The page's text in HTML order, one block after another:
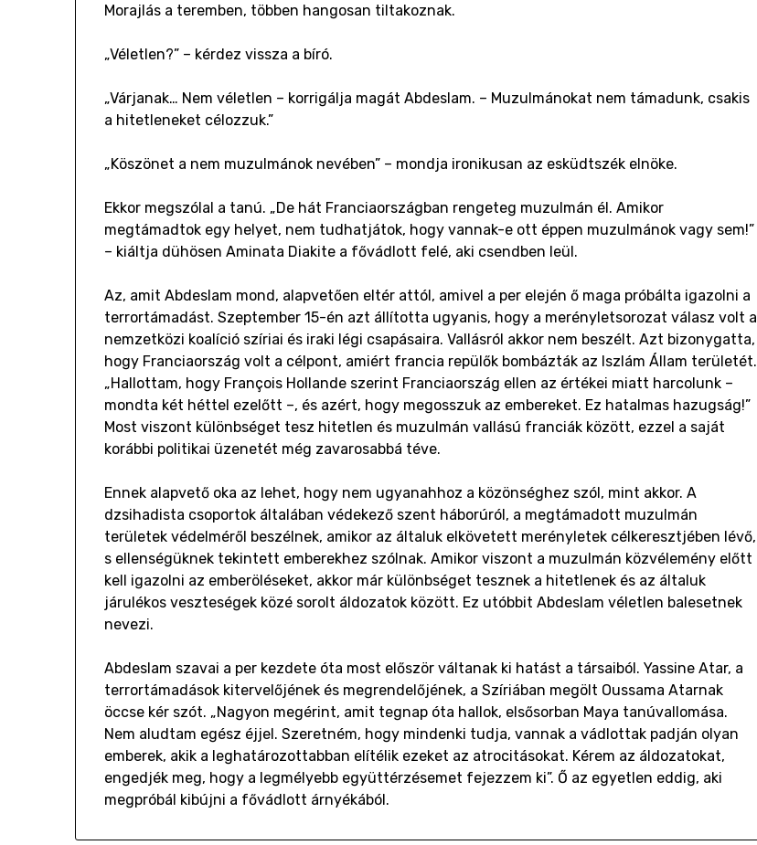
Morajlás a teremben, többen hangosan tiltakoznak.
„Véletlen?” – kérdez vissza a bíró.
„Várjanak… Nem véletlen – korrigálja magát Abdeslam. – Muzulmánokat nem támadunk, csakis
a hitetleneket célozzuk.”
„Köszönet a nem muzulmánok nevében” – mondja ironikusan az esküdtszék elnöke.
Ekkor megszólal a tanú. „De hát Franciaországban rengeteg muzulmán él. Amikor
megtámadtok egy helyet, nem tudhatjátok, hogy vannak-e ott éppen muzulmánok vagy sem!”
– kiáltja dühösen Aminata Diakite a fővádlott felé, aki csendben leül.
Az, amit Abdeslam mond, alapvetően eltér attól, amivel a per elején ő maga próbálta igazolni a
terrortámadást. Szeptember 15-én azt állította ugyanis, hogy a merényletsorozat válasz volt a
nemzetközi koalíció szíriai és iraki légi csapásaira. Vallásról akkor nem beszélt. Azt bizonygatta,
hogy Franciaország volt a célpont, amiért francia repülők bombázták az Iszlám Állam területét.
„Hallottam, hogy François Hollande szerint Franciaország ellen az értékei miatt harcolunk –
mondta két héttel ezelőtt –, és azért, hogy megosszuk az embereket. Ez hatalmas hazugság!”
Most viszont különbséget tesz hitetlen és muzulmán vallású franciák között, ezzel a saját
korábbi politikai üzenetét még zavarosabbá téve.
Ennek alapvető oka az lehet, hogy nem ugyanahhoz a közönséghez szól, mint akkor. A
dzsihadista csoportok általában védekező szent háborúról, a megtámadott muzulmán
területek védelméről beszélnek, amikor az általuk elkövetett merényletek célkeresztjében lévő,
s ellenségüknek tekintett emberekhez szólnak. Amikor viszont a muzulmán közvélemény előtt
kell igazolni az emberöléseket, akkor már különbséget tesznek a hitetlenek és az általuk
járulékos veszteségek közé sorolt áldozatok között. Ez utóbbit Abdeslam véletlen balesetnek
nevezi.
Abdeslam szavai a per kezdete óta most először váltanak ki hatást a társaiból. Yassine Atar, a
terrortámadások kitervelőjének és megrendelőjének, a Szíriában megölt Oussama Atarnak
öccse kér szót. „Nagyon megérint, amit tegnap óta hallok, elsősorban Maya tanúvallomása.
Nem aludtam egész éjjel. Szeretném, hogy mindenki tudja, vannak a vádlottak padján olyan
emberek, akik a leghatározottabban elítélik ezeket az atrocitásokat. Kérem az áldozatokat,
engedjék meg, hogy a legmélyebb együttérzésemet fejezzem ki”. Ő az egyetlen eddig, aki
megpróbál kibújni a fővádlott árnyékából.